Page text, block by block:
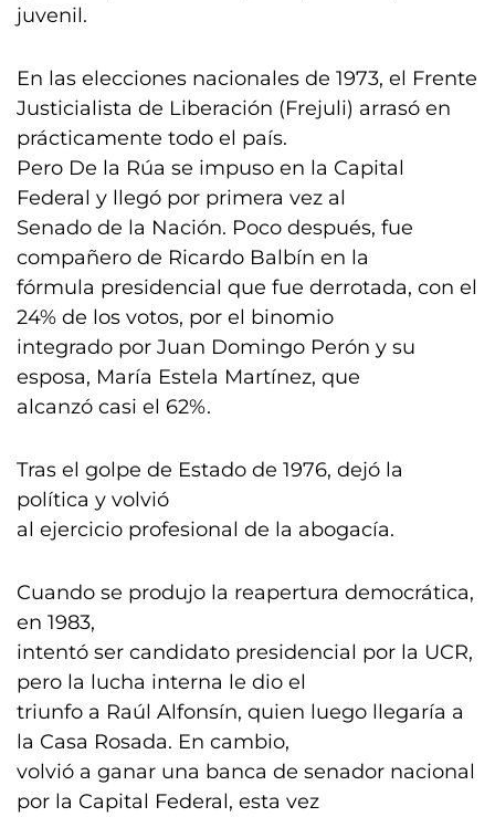
juvenil.
En las elecciones nacionales de 1973, el Frente
Justicialista de Liberación (Frejuli) arrasó en
prácticamente todo el país.
Pero De la Rúa se impuso en la Capital
Federal y llegó por primera vez al
Senado de la Nación. Poco después, fue
compañero de Ricardo Balbín en la
fórmula presidencial que fue derrotada, con el
24% de los votos, por el binomio
integrado por Juan Domingo Perón y su
esposa, María Estela Martínez, que
alcanzó casi el 62%.
Tras el golpe de Estado de 1976, dejó la
política y volvió
al ejercicio profesional de la abogacía.
Cuando se produjo la reapertura democrática,
en 1983,
intentó ser candidato presidencial por la UCR,
pero la lucha interna le dio el
triunfo a Raúl Alfonsín, quien luego llegaría a
la Casa Rosada. En cambio,
volvió a ganar una banca de senador nacional
por la Capital Federal, esta vez